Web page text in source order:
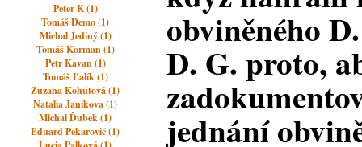
Peter K (1)
Tomáš Demo (1)
Michal Jediný (1)
Tomáš Korman (1)
Petr Kavan (1)
Tomáš Ľalík (1)
Zuzana Kohútová (1)
Natalia Janikova (1)
Michal Ďubek (1)
Eduard Pekarovič (1)
obviněného
D. G. proto,
jednání